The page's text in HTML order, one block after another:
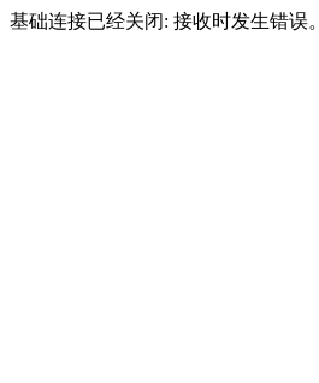
基础连接已经关闭: 接收时发生错误。